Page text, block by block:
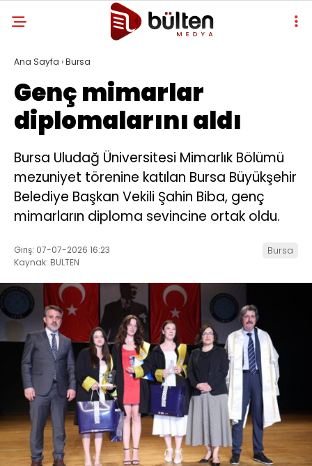
Ana Sayfa ›Bursa
Genç mimarlar
diplomalarını aldı
Bursa Uludağ Üniversitesi Mimarlık Bölümü
mezuniyet törenine katılan Bursa Büyükşehir
Belediye Başkan Vekili Şahin Biba, genç
mimarların diploma sevincine ortak oldu.
Giriş: 07-07-2026 16:23
Kaynak: BULTEN
Bursa